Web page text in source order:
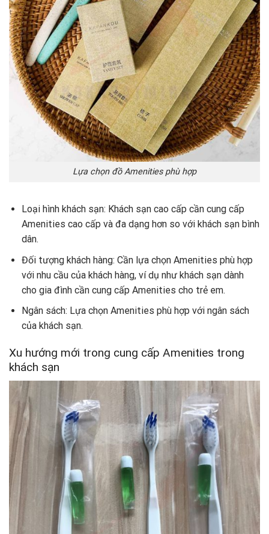
Lựa chọn đồ Amenities phù hợp
Loại hình khách sạn: Khách sạn cao cấp cần cung cấp
Amenities cao cấp và đa dạng hơn so với khách sạn bình
dân.
Đối tượng khách hàng: Cần lựa chọn Amenities phù hợp
với nhu cầu của khách hàng, ví dụ như khách sạn dành
cho gia đình cần cung cấp Amenities cho trẻ em.
Ngân sách: Lựa chọn Amenities phù hợp với ngân sách
của khách sạn.
Xu hướng mới trong cung cấp Amenities trong
khách sạn